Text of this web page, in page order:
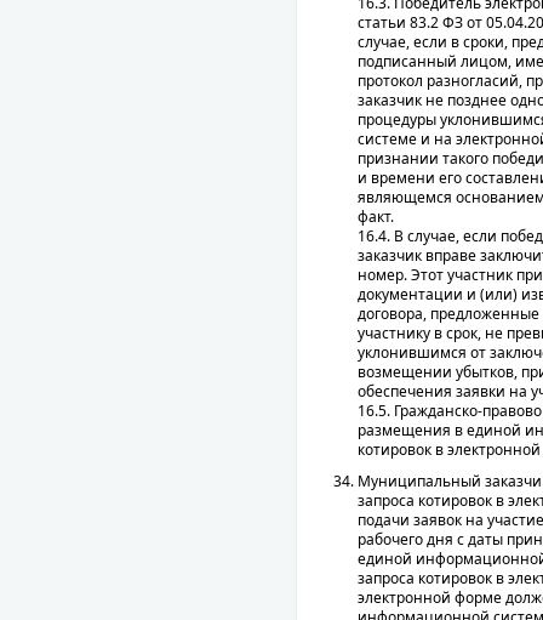
статьи 83.2 ФЗ от
случае, если в сроки,
подписанный лицом,
протокол разногласий,
заказчик не позднее
процедуры
системе и на
признании такого
и времени его
являющемся основанием
факт.
16.4. В случае, если
заказчик вправе
номер. Этот участник
документации и (или)
договора,
участнику в срок, не
уклонившимся от
возмещении убытков,
обеспечения заявки на
16.5. Гражданско-
размещения в единой
котировок в
Муниципальный
запроса котировок в
подачи заявок на
рабочего дня с даты
единой
запроса котировок в
электронной форме